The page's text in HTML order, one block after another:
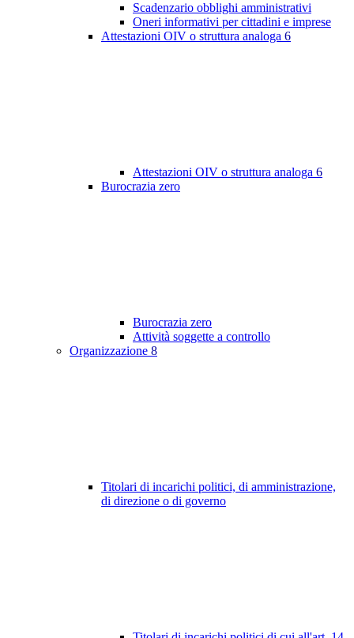
Scadenzario obblighi amministrativi
Oneri informativi per cittadini e imprese
Attestazioni OIV o struttura analoga 6
Attestazioni OIV o struttura analoga 6
Burocrazia zero
Burocrazia zero
Attività soggette a controllo
Organizzazione 8
Titolari di incarichi politici, di amministrazione,
di direzione o di governo